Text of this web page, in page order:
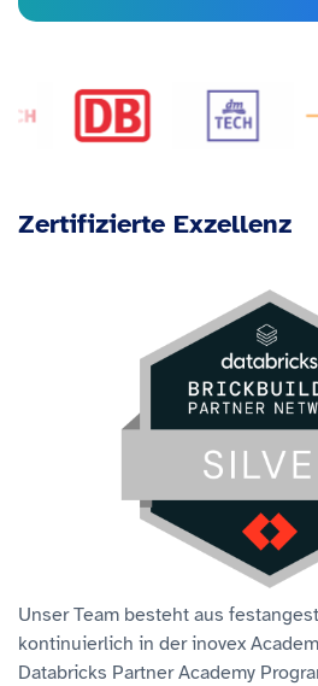
Zertifizierte Exzellenz
Unser Team besteht aus
kontinuierlich in der inovex
Databricks Partner Academy